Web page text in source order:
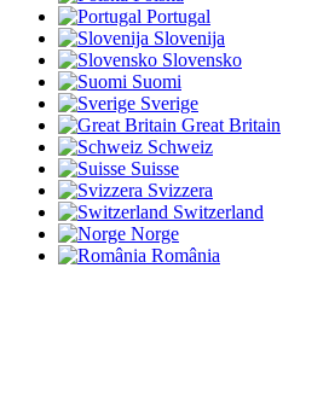
Portugal
Slovenija
Slovensko
Suomi
Sverige
Great Britain
Schweiz
Suisse
Svizzera
Switzerland
Norge
România